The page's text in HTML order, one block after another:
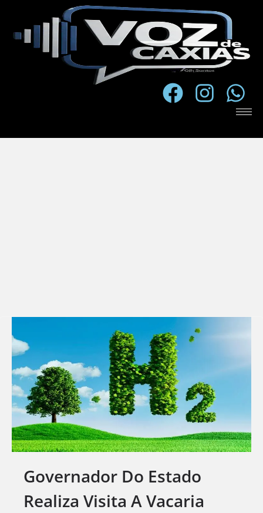
Governador Do Estado
Realiza Visita A Vacaria